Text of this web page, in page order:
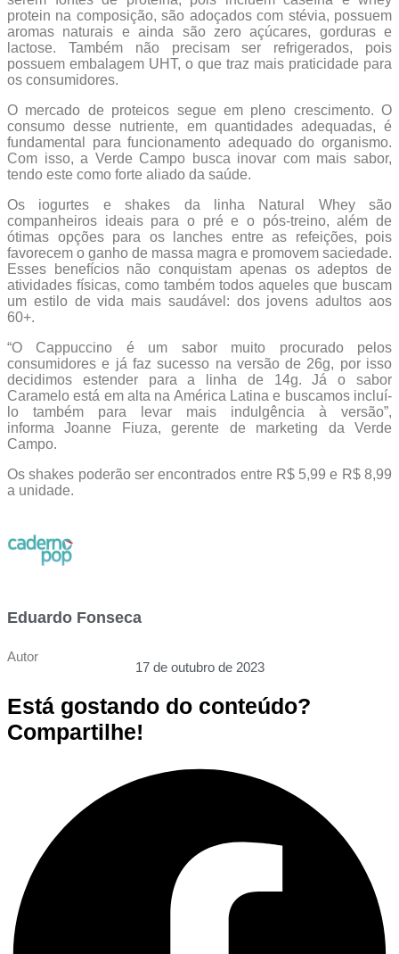
protein na composição, são adoçados com stévia, possuem
aromas naturais e ainda são zero açúcares, gorduras e
lactose. Também não precisam ser refrigerados, pois
possuem embalagem UHT, o que traz mais praticidade para
os consumidores.
O mercado de proteicos segue em pleno crescimento. O
consumo desse nutriente, em quantidades adequadas, é
fundamental para funcionamento adequado do organismo.
Com isso, a Verde Campo busca inovar com mais sabor,
tendo este como forte aliado da saúde.
Os iogurtes e shakes da linha Natural Whey são
companheiros ideais para o pré e o pós-treino, além de
ótimas opções para os lanches entre as refeições, pois
favorecem o ganho de massa magra e promovem saciedade.
Esses benefícios não conquistam apenas os adeptos de
atividades físicas, como também todos aqueles que buscam
um estilo de vida mais saudável: dos jovens adultos aos
60+.
“O Cappuccino é um sabor muito procurado pelos
consumidores e já faz sucesso na versão de 26g, por isso
decidimos estender para a linha de 14g. Já o sabor
Caramelo está em alta na América Latina e buscamos incluí-
lo também para levar mais indulgência à versão”,
informa Joanne Fiuza, gerente de marketing da Verde
Campo.
Os shakes poderão ser encontrados entre R$ 5,99 e R$ 8,99
a unidade.
Eduardo Fonseca
Autor
17 de outubro de 2023
Está gostando do conteúdo?
Compartilhe!